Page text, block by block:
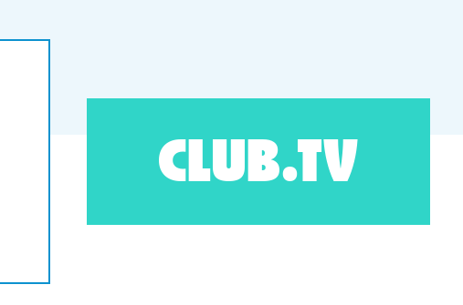
CLUB.TV